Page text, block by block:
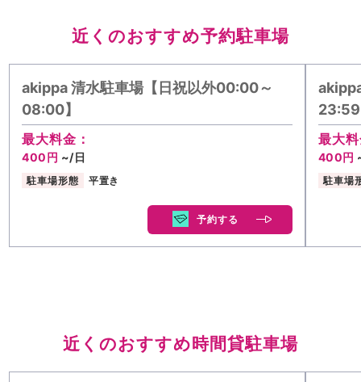
近くのおすすめ予約駐車場
akippa 清水駐車場【日祝以外00:00～
08:00】
最大料金：
400円 ~/日
駐車場形態 平置き
予約する
最大
400円
駐車場
近くのおすすめ時間貸駐車場